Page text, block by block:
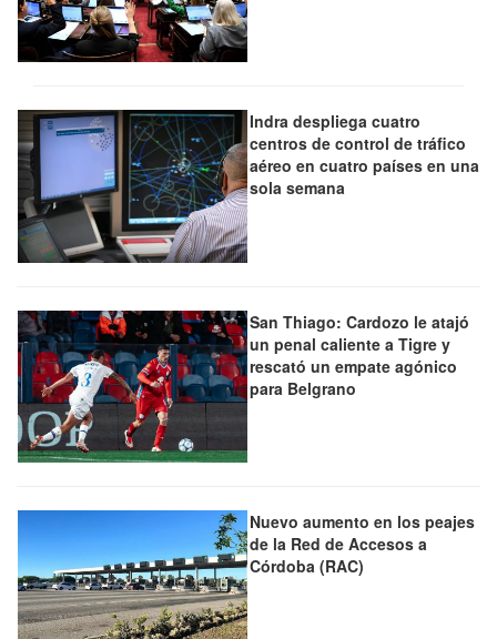
Indra despliega cuatro
centros de control de tráfico
aéreo en cuatro países en una
sola semana
San Thiago: Cardozo le atajó
un penal caliente a Tigre y
rescató un empate agónico
para Belgrano
Nuevo aumento en los peajes
de la Red de Accesos a
Córdoba (RAC)